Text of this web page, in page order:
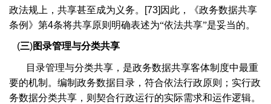
政法规上，共享甚至成为义务。
[73] 因此，《政务数据共享
条例》第4条将共享原则明确表述为“依法共享”是妥当的。
(三)图录管理与分类共享
目录管理与分类共享，是政务数据共享客体制度中最重
要的机制。编制政务数据目录，符合依法行政原则；实行政
务数据分类共享，则契合行政运行的实际需求和运作逻辑。